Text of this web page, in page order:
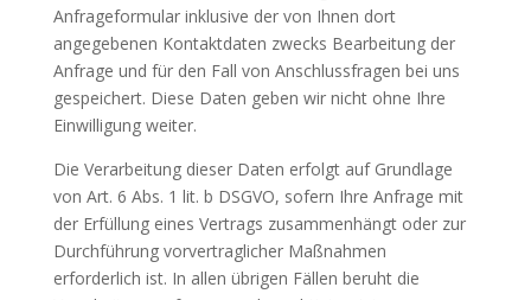
Anfrageformular inklusive der von Ihnen dort
angegebenen Kontaktdaten zwecks Bearbeitung der
Anfrage und für den Fall von Anschlussfragen bei uns
gespeichert. Diese Daten geben wir nicht ohne Ihre
Einwilligung weiter.
Die Verarbeitung dieser Daten erfolgt auf Grundlage
von Art. 6 Abs. 1 lit. b DSGVO, sofern Ihre Anfrage mit
der Erfüllung eines Vertrags zusammenhängt oder zur
Durchführung vorvertraglicher Maßnahmen
erforderlich ist. In allen übrigen Fällen beruht die